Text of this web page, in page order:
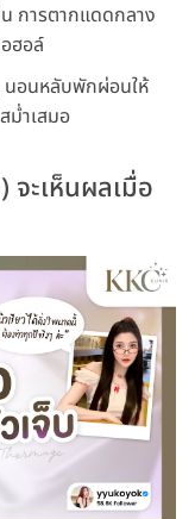
การตากแดดกลาง
ฮอล์
นอนหลับพักผ่อนให้
ม่ำเสมอ
ะเห็นผลเมื่อ